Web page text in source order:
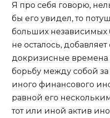
Я про себя говорю,
бы его увидел, то
больших независимых
не осталось,
докризисные времена
борьбу между собой за
иного финансового
равной его
тот или иной актив